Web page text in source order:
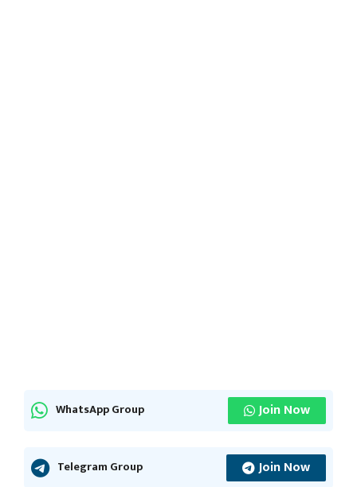
WhatsApp Group Join Now
Telegram Group Join Now